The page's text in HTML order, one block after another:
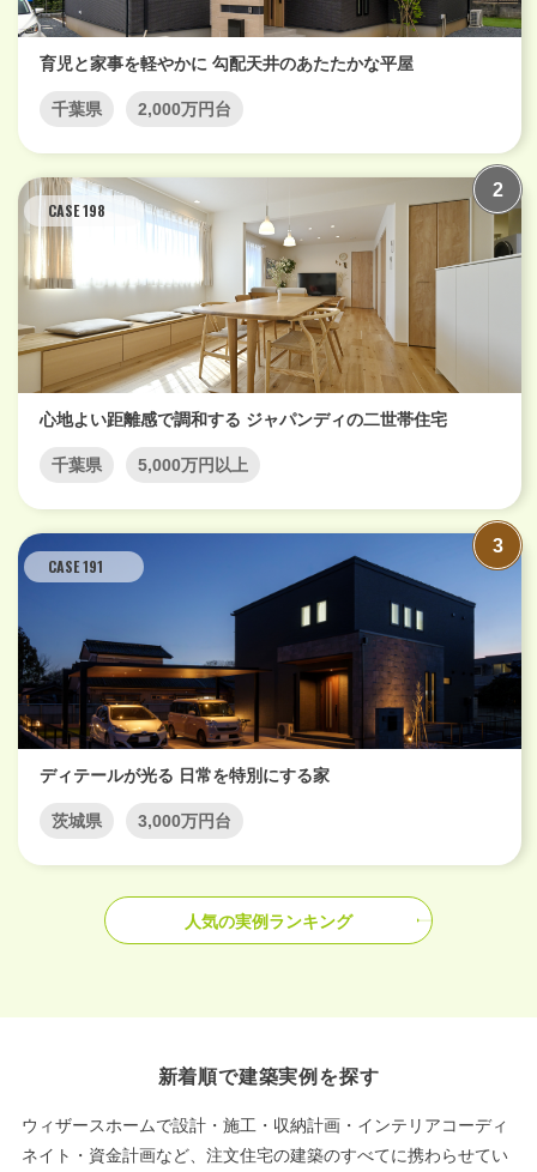
育児と家事を軽やかに 勾配天井のあたたかな平屋
千葉県 2,000万円台
CASE 198
心地よい距離感で調和する ジャパンディの二世帯住宅
千葉県 5,000万円以上
CASE 191
ディテールが光る 日常を特別にする家
茨城県 3,000万円台
人気の実例ランキング
新着順で建築実例を探す
ウィザースホームで設計・施工・収納計画・インテリアコーディ
ネイト・資金計画など、注文住宅の建築のすべてに携わらせてい